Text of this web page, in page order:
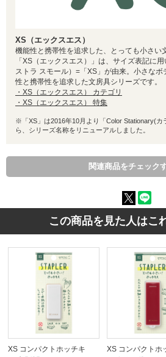
XS（エックスエス）
機能性と携帯性を追求した、とっても小さい
「XS（エックスエス）」は、サイズ表記に
ストラ スモール）=「XS」が由来。小さな
性と携帯性を追求した文房具シリーズです。
・XS（エックスエス） カテゴリ
・XS（エックスエス） 特集
※「XS」は2016年10月より「Color Stationary(カ
ら、シリーズ名称をリニューアルしました。
関連商品をチェック
この商品を見た人はこ
XS コンパクトホッチキ
XS コンパクトホ